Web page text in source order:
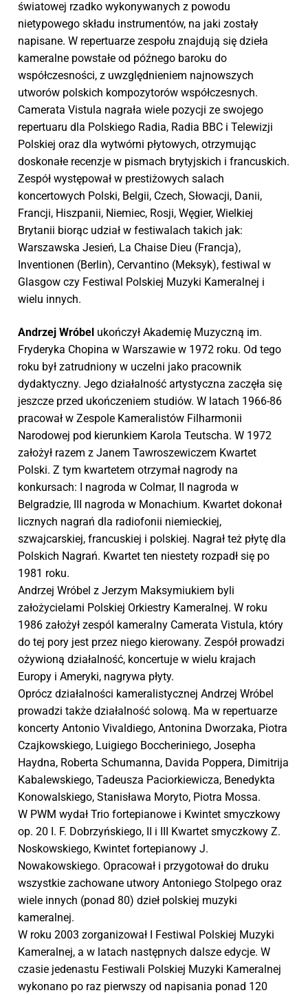
światowej rzadko wykonywanych z powodu
nietypowego składu instrumentów, na jaki zostały
napisane. W repertuarze zespołu znajdują się dzieła
kameralne powstałe od późnego baroku do
współczesności, z uwzględnieniem najnowszych
utworów polskich kompozytorów współczesnych.
Camerata Vistula nagrała wiele pozycji ze swojego
repertuaru dla Polskiego Radia, Radia BBC i Telewizji
Polskiej oraz dla wytwórni płytowych, otrzymując
doskonałe recenzje w pismach brytyjskich i francuskich.
Zespół występował w prestiżowych salach
koncertowych Polski, Belgii, Czech, Słowacji, Danii,
Francji, Hiszpanii, Niemiec, Rosji, Węgier, Wielkiej
Brytanii biorąc udział w festiwalach takich jak:
Warszawska Jesień, La Chaise Dieu (Francja),
Inventionen (Berlin), Cervantino (Meksyk), festiwal w
Glasgow czy Festiwal Polskiej Muzyki Kameralnej i
wielu innych.
Andrzej Wróbel ukończył Akademię Muzyczną im.
Fryderyka Chopina w Warszawie w 1972 roku. Od tego
roku był zatrudniony w uczelni jako pracownik
dydaktyczny. Jego działalność artystyczna zaczęła się
jeszcze przed ukończeniem studiów. W latach 1966-86
pracował w Zespole Kameralistów Filharmonii
Narodowej pod kierunkiem Karola Teutscha. W 1972
założył razem z Janem Tawroszewiczem Kwartet
Polski. Z tym kwartetem otrzymał nagrody na
konkursach: I nagroda w Colmar, II nagroda w
Belgradzie, III nagroda w Monachium. Kwartet dokonał
licznych nagrań dla radiofonii niemieckiej,
szwajcarskiej, francuskiej i polskiej. Nagrał też płytę dla
Polskich Nagrań. Kwartet ten niestety rozpadł się po
1981 roku.
Andrzej Wróbel z Jerzym Maksymiukiem byli
założycielami Polskiej Orkiestry Kameralnej. W roku
1986 założył zespól kameralny Camerata Vistula, który
do tej pory jest przez niego kierowany. Zespół prowadzi
ożywioną działalność, koncertuje w wielu krajach
Europy i Ameryki, nagrywa płyty.
Oprócz działalności kameralistycznej Andrzej Wróbel
prowadzi także działalność solową. Ma w repertuarze
koncerty Antonio Vivaldiego, Antonina Dworzaka, Piotra
Czajkowskiego, Luigiego Boccheriniego, Josepha
Haydna, Roberta Schumanna, Davida Poppera, Dimitrija
Kabalewskiego, Tadeusza Paciorkiewicza, Benedykta
Konowalskiego, Stanisława Moryto, Piotra Mossa.
W PWM wydał Trio fortepianowe i Kwintet smyczkowy
op. 20 I. F. Dobrzyńskiego, II i III Kwartet smyczkowy Z.
Noskowskiego, Kwintet fortepianowy J.
Nowakowskiego. Opracował i przygotował do druku
wszystkie zachowane utwory Antoniego Stolpego oraz
wiele innych (ponad 80) dzieł polskiej muzyki
kameralnej.
W roku 2003 zorganizował I Festiwal Polskiej Muzyki
Kameralnej, a w latach następnych dalsze edycje. W
czasie jedenastu Festiwali Polskiej Muzyki Kameralnej
wykonano po raz pierwszy od napisania ponad 120